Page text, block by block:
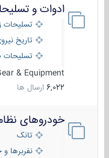
ادوات و
تسلیحات
تاریخ
تسلیحات
& Equipment
6,022 ارسال ها
خودروهای
تانک
نفربرها و